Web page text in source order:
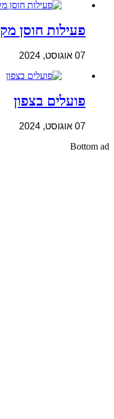
פעילות חוסן
07 אוגוסט, 2024
פועלים בצפון
07 אוגוסט, 2024
Bottom ad